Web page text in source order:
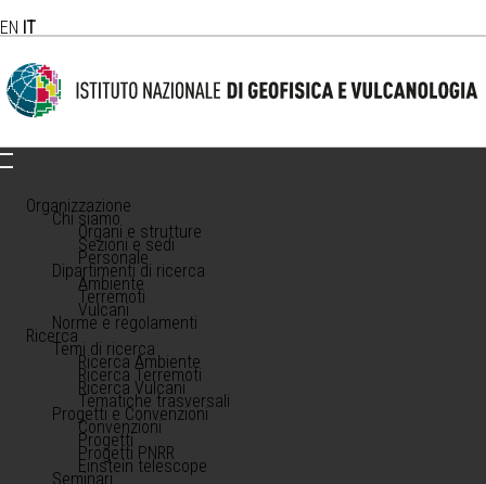
EN IT
Organizzazione
Chi siamo
Organi e strutture
Sezioni e sedi
Personale
Dipartimenti di ricerca
Ambiente
Terremoti
Vulcani
Norme e regolamenti
Ricerca
Temi di ricerca
Ricerca Ambiente
Ricerca Terremoti
Ricerca Vulcani
Tematiche trasversali
Progetti e Convenzioni
Convenzioni
Progetti
Progetti PNRR
Einstein telescope
Seminari